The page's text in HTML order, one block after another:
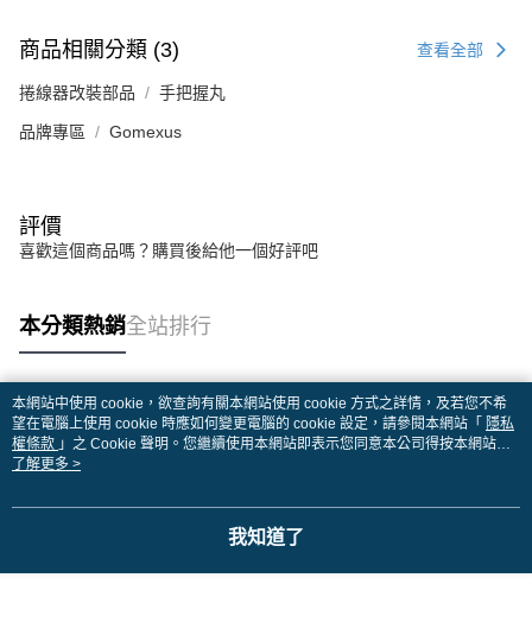
商品相關分類 (3) 查看全部
捲線器改裝部品 手把握丸
品牌專區 Gomexus
評價
喜歡這個商品嗎？購買後給他一個好評吧
本分類熱銷全站排行
熱門標籤
本網站中使用 cookie，欲查詢有關本網站使用 cookie 方式之詳情，及若您不希
望在電腦上使用 cookie 時應如何變更電腦的 cookie 設定，請參閱本網站「 隱私
權條款 」之 Cookie 聲明。您繼續使用本網站即表示您同意本公司得按本網站使
用條款之 Cookie 聲明使用 cookie。
了解更多 >
我知道了